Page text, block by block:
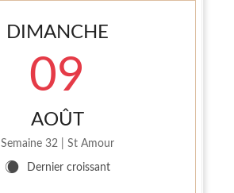
DIMANCHE
09
AOÛT
Semaine 32 | St Amour
X Dernier croissant